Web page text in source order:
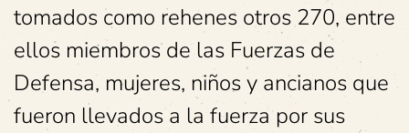
tomados como rehenes otros 270, entre
ellos miembros de las Fuerzas de
Defensa, mujeres, niños y ancianos que
fueron llevados a la fuerza por sus